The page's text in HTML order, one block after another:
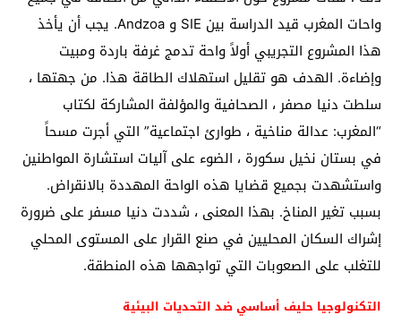
واحات المغرب قيد الدراسة بين SIE و Andzoa. يجب أن يأخذ
هذا المشروع التجريبي أولاً واحة تدمج غرفة باردة ومبيت
وإضاءة. الهدف هو تقليل استهلاك الطاقة هذا. من جهتها ،
سلطت دنيا مصفر ، الصحافية والمؤلفة المشاركة لكتاب
“المغرب: عدالة مناخية ، طوارئ اجتماعية” التي أجرت مسحاً
في بستان نخيل سكورة ، الضوء على آليات استشارة المواطنين
واستشهدت بجميع قضايا هذه الواحة المهددة بالانقراض.
بسبب تغير المناخ. بهذا المعنى ، شددت دنيا مسفر على ضرورة
إشراك السكان المحليين في صنع القرار على المستوى المحلي
للتغلب على الصعوبات التي تواجهها هذه المنطقة.
التكنولوجيا حليف أساسي ضد التحديات البيئية